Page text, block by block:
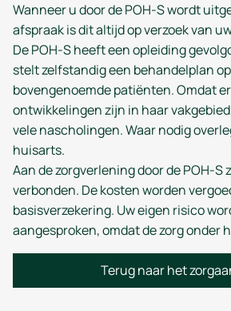
Wanneer u door de POH-S wordt
afspraak is dit altijd op verzoek van
De POH-S heeft een opleiding
stelt zelfstandig een behandelplan
bovengenoemde patiënten. Omdat
ontwikkelingen zijn in haar
vele nascholingen. Waar nodig
huisarts.
Aan de zorgverlening door de POH-S
verbonden. De kosten worden
basisverzekering. Uw eigen risico
aangesproken, omdat de zorg onder
Terug naar het